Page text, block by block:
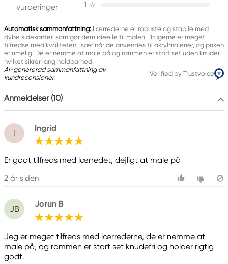
20016 Pero (MI) Italy
+3902381051
vurderinger
1 ☆
Automatisk sammanfattning: Lærrederne er robuste og stabile med
dybe sidekanter, som gør dem ideelle til maleri. Brugerne er meget
tilfredse med kvaliteten, især når de anvendes til akrylmalerier, og prisen
er rimelig. De er nemme at male på og rammen er stort set uden knuder,
hvilket sikrer lang holdbarhed.
AI-genererad sammanfattning av
kundrecensioner.
Verified by Trustvoice
Anmeldelser (10)
I
Ingrid
Er godt tilfreds med lærredet, dejligt at male på
2 år siden
JB
Jorun B
Jeg er meget tilfreds med lærrederne, de er nemme at
male på, og rammen er stort set knudefri og holder rigtig
godt.